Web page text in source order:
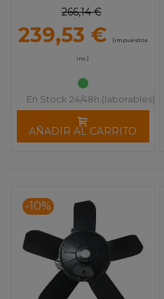
(04-11) MOOSE UTILITY
266,14 €
239,53 € (impuestos
inc.)
En Stock 24/48h (laborables)
AÑADIR AL CARRITO
-10%